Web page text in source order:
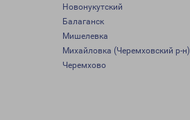
Новонукутский
Балаганск
Мишелевка
Михайловка (Черемховский р-н)
Черемхово